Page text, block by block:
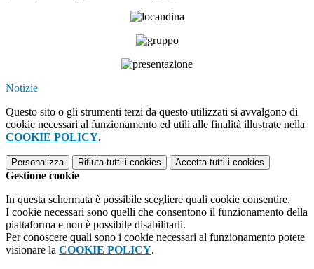
Notizie
Questo sito o gli strumenti terzi da questo utilizzati si avvalgono di
cookie necessari al funzionamento ed utili alle finalità illustrate nella
COOKIE POLICY.
Personalizza Rifiuta tutti i cookies Accetta tutti i cookies
Gestione cookie
In questa schermata è possibile scegliere quali cookie consentire.
I cookie necessari sono quelli che consentono il funzionamento della
piattaforma e non è possibile disabilitarli.
Per conoscere quali sono i cookie necessari al funzionamento potete
visionare la COOKIE POLICY.